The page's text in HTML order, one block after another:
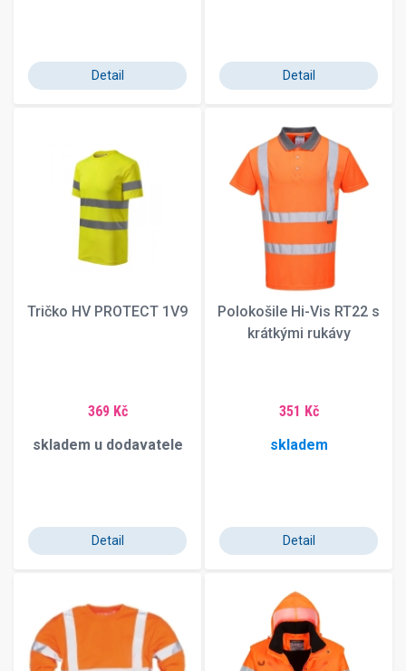
Detail Detail
Tričko HV PROTECT 1V9
369 Kč
skladem u dodavatele
Detail
Polokošile Hi-Vis RT22 s
krátkými rukávy
351 Kč
skladem
Detail